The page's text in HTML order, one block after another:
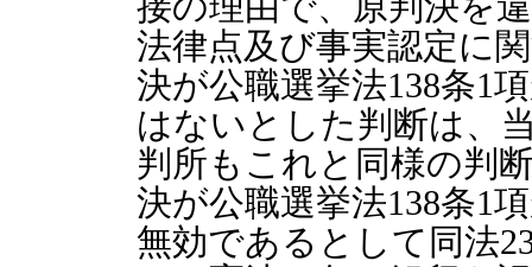
法律点及び事実認定に
決が公職選挙法138条1
はないとした判断は、
判所もこれと同様の判
決が公職選挙法138条1
無効であるとして同法